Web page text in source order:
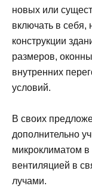
новых или
включать в себя,
конструкции
размеров,
внутренних
условий.
В своих
дополнительно
микроклиматом
вентиляцией в
лучами.